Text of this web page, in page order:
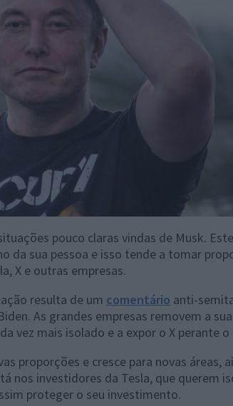
pouco claras vindas de Musk.
da sua pessoa e isso tende a tomar
X e outras empresas.
resulta de um comentário anti-
As grandes empresas removem a
vez mais isolado e a expor o X perante
proporções e cresce para novas áreas,
nos investidores da Tesla, que querem
proteger o seu investimento.